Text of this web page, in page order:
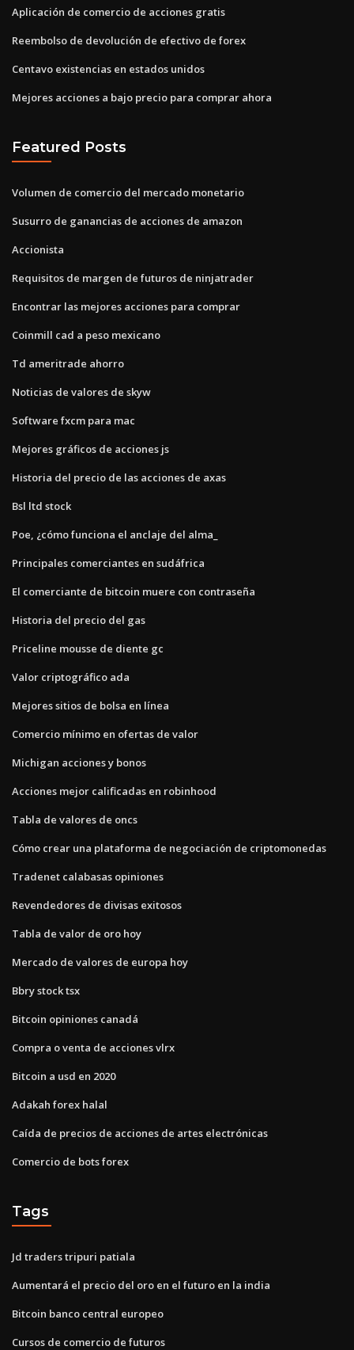
Aplicación de comercio de acciones gratis
Reembolso de devolución de efectivo de forex
Centavo existencias en estados unidos
Mejores acciones a bajo precio para comprar ahora
Featured Posts
Volumen de comercio del mercado monetario
Susurro de ganancias de acciones de amazon
Accionista
Requisitos de margen de futuros de ninjatrader
Encontrar las mejores acciones para comprar
Coinmill cad a peso mexicano
Td ameritrade ahorro
Noticias de valores de skyw
Software fxcm para mac
Mejores gráficos de acciones js
Historia del precio de las acciones de axas
Bsl ltd stock
Poe, ¿cómo funciona el anclaje del alma_
Principales comerciantes en sudáfrica
El comerciante de bitcoin muere con contraseña
Historia del precio del gas
Priceline mousse de diente gc
Valor criptográfico ada
Mejores sitios de bolsa en línea
Comercio mínimo en ofertas de valor
Michigan acciones y bonos
Acciones mejor calificadas en robinhood
Tabla de valores de oncs
Cómo crear una plataforma de negociación de criptomonedas
Tradenet calabasas opiniones
Revendedores de divisas exitosos
Tabla de valor de oro hoy
Mercado de valores de europa hoy
Bbry stock tsx
Bitcoin opiniones canadá
Compra o venta de acciones vlrx
Bitcoin a usd en 2020
Adakah forex halal
Caída de precios de acciones de artes electrónicas
Comercio de bots forex
Tags
Jd traders tripuri patiala
Aumentará el precio del oro en el futuro en la india
Bitcoin banco central europeo
Cursos de comercio de futuros